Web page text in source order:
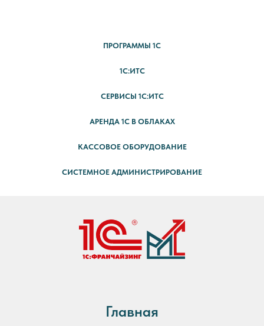
ПРОГРАММЫ 1С
1С:ИТС
СЕРВИСЫ 1С:ИТС
АРЕНДА 1С В ОБЛАКАХ
КАССОВОЕ ОБОРУДОВАНИЕ
СИСТЕМНОЕ АДМИНИСТРИРОВАНИЕ
Главная